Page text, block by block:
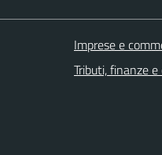
Imprese e
Tributi, finanze